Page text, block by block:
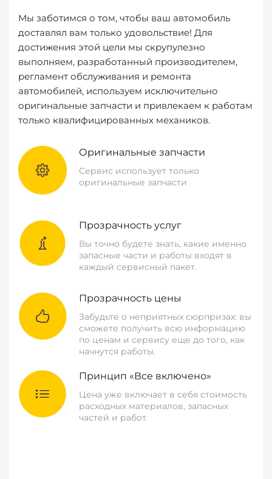
Мы заботимся о том, чтобы ваш автомобиль
доставлял вам только удовольствие! Для
достижения этой цели мы скрупулезно
выполняем, разработанный производителем,
регламент обслуживания и ремонта
автомобилей, используем исключительно
оригинальные запчасти и привлекаем к работам
только квалифицированных механиков.
Оригинальные запчасти
Сервис использует только
оригинальные запчасти
Прозрачность услуг
Вы точно будете знать, какие именно
запасные части и работы входят в
каждый сервисный пакет.
Прозрачность цены
Забудьте о неприятных сюрпризах: вы
сможете получить всю информацию
по ценам и сервису еще до того, как
начнутся работы.
Принцип «Все включено»
Цена уже включает в себя стоимость
расходных материалов, запасных
частей и работ.